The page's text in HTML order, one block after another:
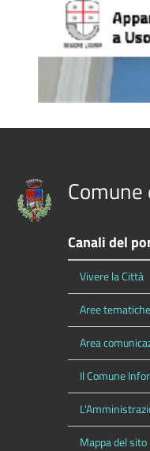
Canali del
Vivere la Città
Aree tematiche
Area
Il Comune
Mappa del sito